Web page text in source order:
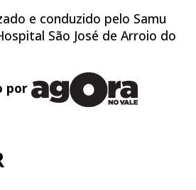
e conduzido pelo Samu
São José de Arroio do
por